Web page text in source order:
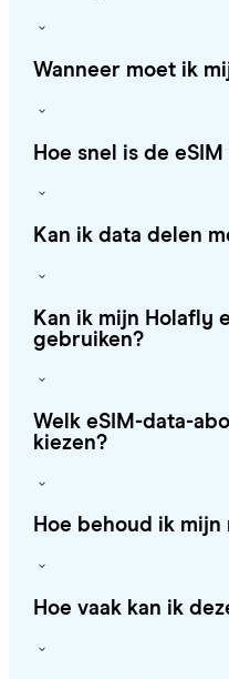
Wanneer moet ik
Hoe snel is de
Kan ik data delen
Kan ik mijn Holafly
gebruiken?
Welk eSIM-data-
kiezen?
Hoe behoud ik
Hoe vaak kan ik